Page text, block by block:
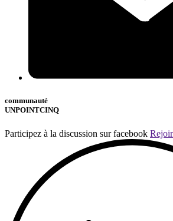
communauté
UNPOINTCINQ
Participez à la discussion sur facebook